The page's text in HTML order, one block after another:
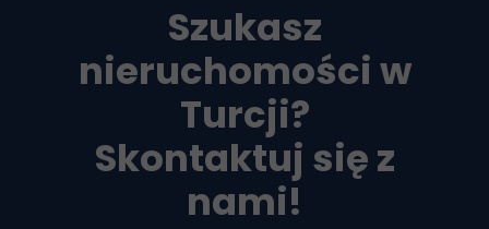
Szukasz
nieruchomości w
Turcji?
Skontaktuj się z
nami!